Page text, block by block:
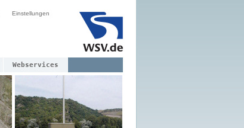
Einstellungen
Webservices